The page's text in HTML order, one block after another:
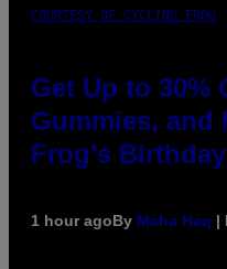
COURTESY OF CYCLING FROG
Get Up to 30%
Gummies, and
Frog’s
1 hour agoBy Maha Haq |